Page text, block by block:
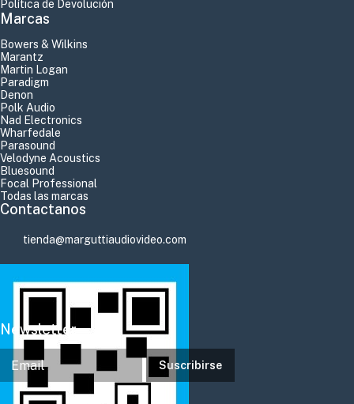
Política de Devolución
Marcas
Bowers & Wilkins
Marantz
Martin Logan
Paradigm
Denon
Polk Audio
Nad Electronics
Wharfedale
Parasound
Velodyne Acoustics
Bluesound
Focal Professional
Todas las marcas
Contactanos
tienda@marguttiaudiovideo.com
Newsletter
Suscribirse